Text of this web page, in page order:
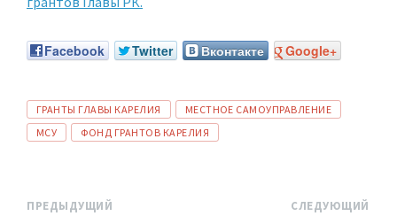
Facebook Twitter Вконтакте Google+
ТЕГИ:
ГРАНТЫ ГЛАВЫ КАРЕЛИЯ
МЕСТНОЕ САМОУПРАВЛЕНИЕ
МСУ
ФОНД ГРАНТОВ КАРЕЛИЯ
ПРЕДЫДУЩИЙ СЛЕДУЮЩИЙ